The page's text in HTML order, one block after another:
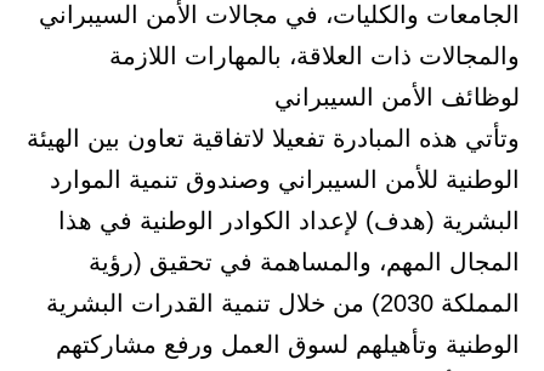
الجامعات والكليات، في مجالات الأمن السيبراني
والمجالات ذات العلاقة، بالمهارات اللازمة
لوظائف الأمن السيبراني
وتأتي هذه المبادرة تفعيلا لاتفاقية تعاون بين الهيئة
الوطنية للأمن السيبراني وصندوق تنمية الموارد
البشرية (هدف) لإعداد الكوادر الوطنية في هذا
المجال المهم، والمساهمة في تحقيق (رؤية
المملكة 2030) من خلال تنمية القدرات البشرية
الوطنية وتأهيلهم لسوق العمل ورفع مشاركتهم